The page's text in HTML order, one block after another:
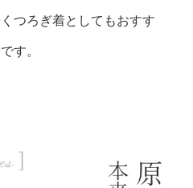
つろぎ着としてもおすす
す。